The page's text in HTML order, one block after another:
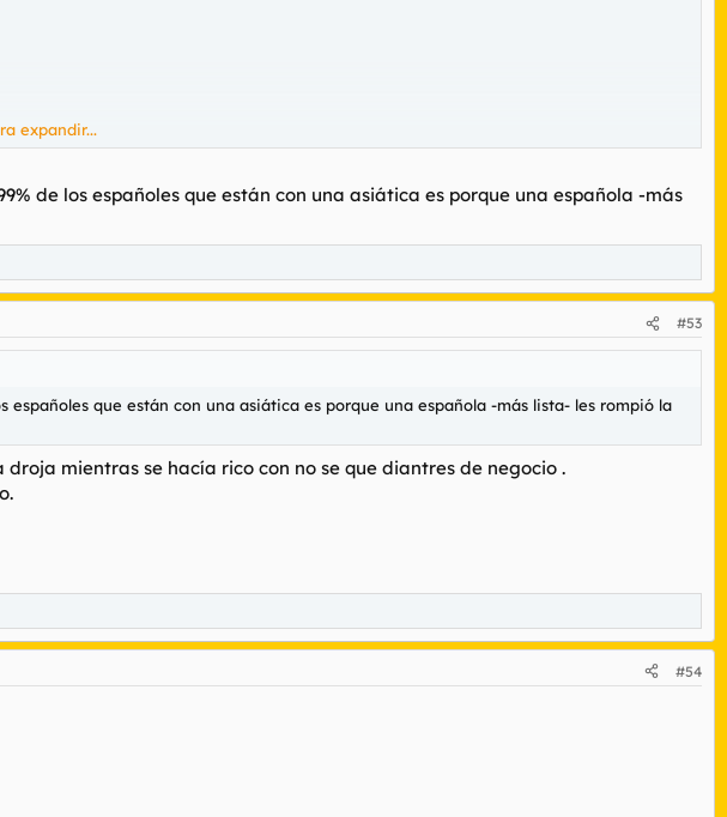
expandir...
de los españoles que están con una asiática es porque una española -más
#53
que están con una asiática es porque una española -más lista- les rompió la
mientras se hacía rico con no se que diantres de negocio .
#54